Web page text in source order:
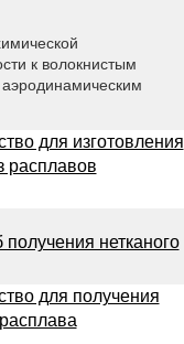
к волокнистым
для изготовления
расплавов
нетканого
для получения